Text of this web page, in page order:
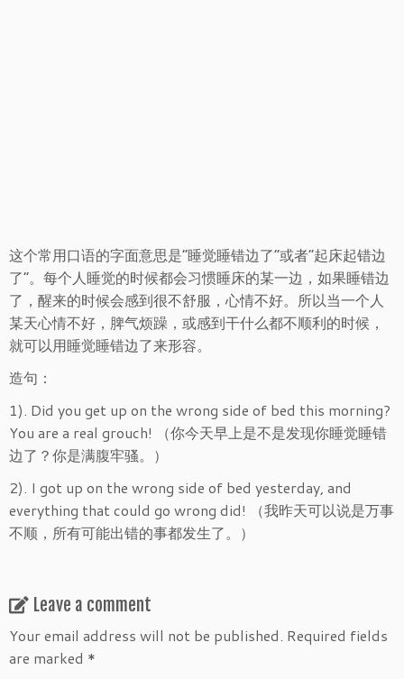
这个常用口语的字面意思是“睡觉睡错边了”或者“起床起错边
了”。每个人睡觉的时候都会习惯睡床的某一边，如果睡错边
了，醒来的时候会感到很不舒服，心情不好。所以当一个人
某天心情不好，脾气烦躁，或感到干什么都不顺利的时候，
就可以用睡觉睡错边了来形容。
造句：
1). Did you get up on the wrong side of bed this morning?
You are a real grouch! （你今天早上是不是发现你睡觉睡错
边了？你是满腹牢骚。）
2). I got up on the wrong side of bed yesterday, and
everything that could go wrong did! （我昨天可以说是万事
不顺，所有可能出错的事都发生了。）
Leave a comment
Your email address will not be published. Required fields
are marked *